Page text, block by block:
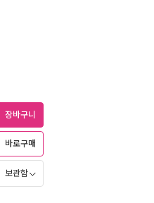
장바구니
바로구매
보관함